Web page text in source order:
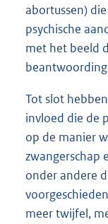
abortussen)
psychische
met het beeld
Tot slot
invloed die de
op de manier
zwangerschap
onder andere
meer twijfel,